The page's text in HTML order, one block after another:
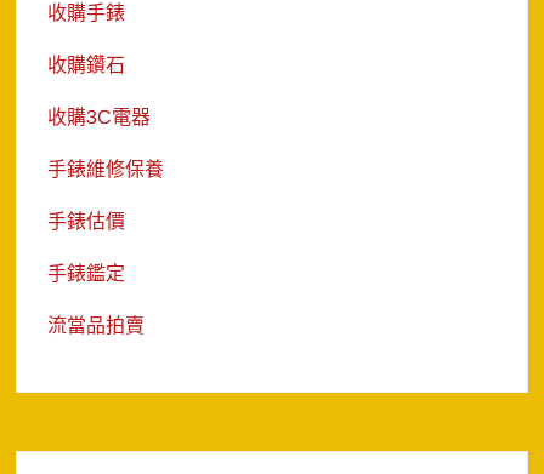
收購手錶
收購鑽石
收購3C電器
手錶維修保養
手錶估價
手錶鑑定
流當品拍賣